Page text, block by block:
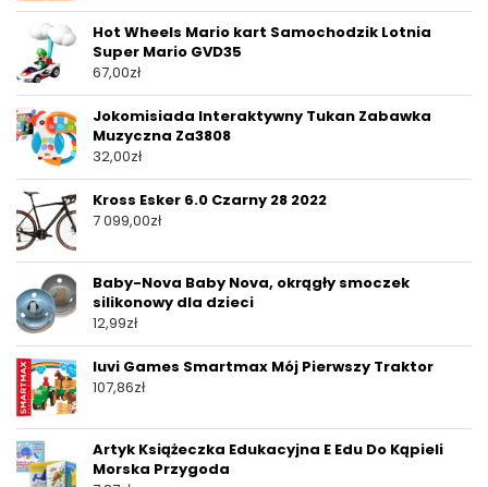
Hot Wheels Mario kart Samochodzik Lotnia
Super Mario GVD35
67,00zł
Jokomisiada Interaktywny Tukan Zabawka
Muzyczna Za3808
32,00zł
Kross Esker 6.0 Czarny 28 2022
7 099,00zł
Baby-Nova Baby Nova, okrągły smoczek
silikonowy dla dzieci
12,99zł
Iuvi Games Smartmax Mój Pierwszy Traktor
107,86zł
Artyk Książeczka Edukacyjna E Edu Do Kąpieli
Morska Przygoda